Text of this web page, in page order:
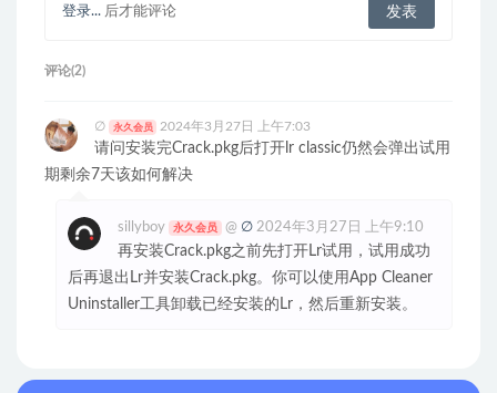
登录... 后才能评论
评论(2)
∅ 永久会员 2024年3月27日 上午7:03
请问安装完Crack.pkg后打开lr classic仍然会弹出试用
期剩余7天该如何解决
sillyboy 永久会员 @ ∅ 2024年3月27日 上午9:10
再安装Crack.pkg之前先打开Lr试用，试用成功
后再退出Lr并安装Crack.pkg。你可以使用App Cleaner
Uninstaller工具卸载已经安装的Lr，然后重新安装。